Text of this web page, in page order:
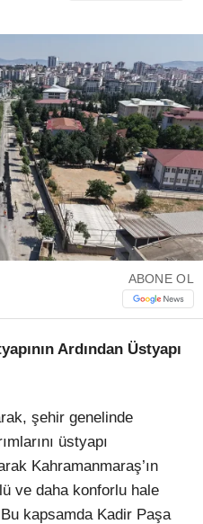
Facebook
Instagram
Youtube
ABONE OL
Ardından Üstyapı
şehir genelinde
üstyapı
Kahramanmaraş’ın
ve daha konforlu hale
kapsamda Kadir Paşa